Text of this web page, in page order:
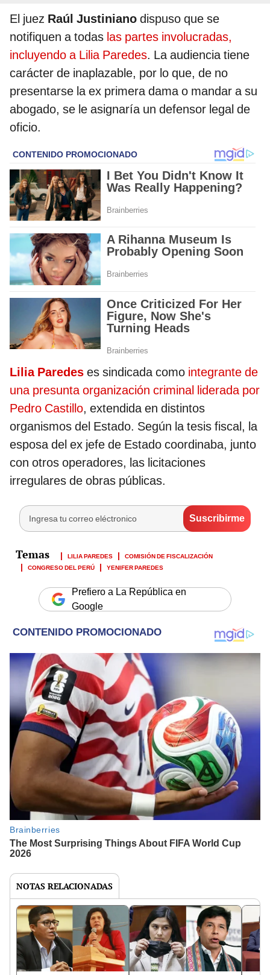
El juez Raúl Justiniano dispuso que se
notifiquen a todas las partes involucradas,
incluyendo a Lilia Paredes. La audiencia tiene
carácter de inaplazable, por lo que, de no
presentarse la ex primera dama o mandar a su
abogado, se le asignaría un defensor legal de
oficio.
Lilia Paredes es sindicada como integrante de
una presunta organización criminal liderada por
Pedro Castillo, extendida en distintos
organismos del Estado. Según la tesis fiscal, la
esposa del ex jefe de Estado coordinaba, junto
con otros operadores, las licitaciones
irregulares de obras públicas.
LILIA PAREDES
COMISIÓN DE FISCALIZACIÓN
CONGRESO DEL PERÚ
YENIFER PAREDES
Prefiero a La República en
Google
NOTAS RELACIONADAS